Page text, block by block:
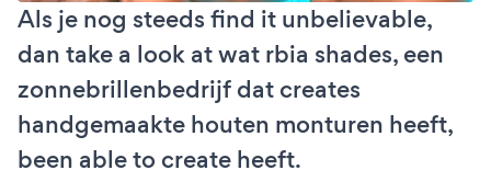
Als je nog steeds find it unbelievable,
dan take a look at wat rbia shades, een
zonnebrillenbedrijf dat creates
handgemaakte houten monturen heeft,
been able to create heeft.